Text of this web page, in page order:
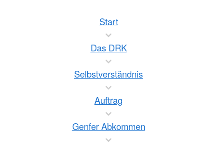
Start
Das DRK
Selbstverständnis
Auftrag
Genfer Abkommen